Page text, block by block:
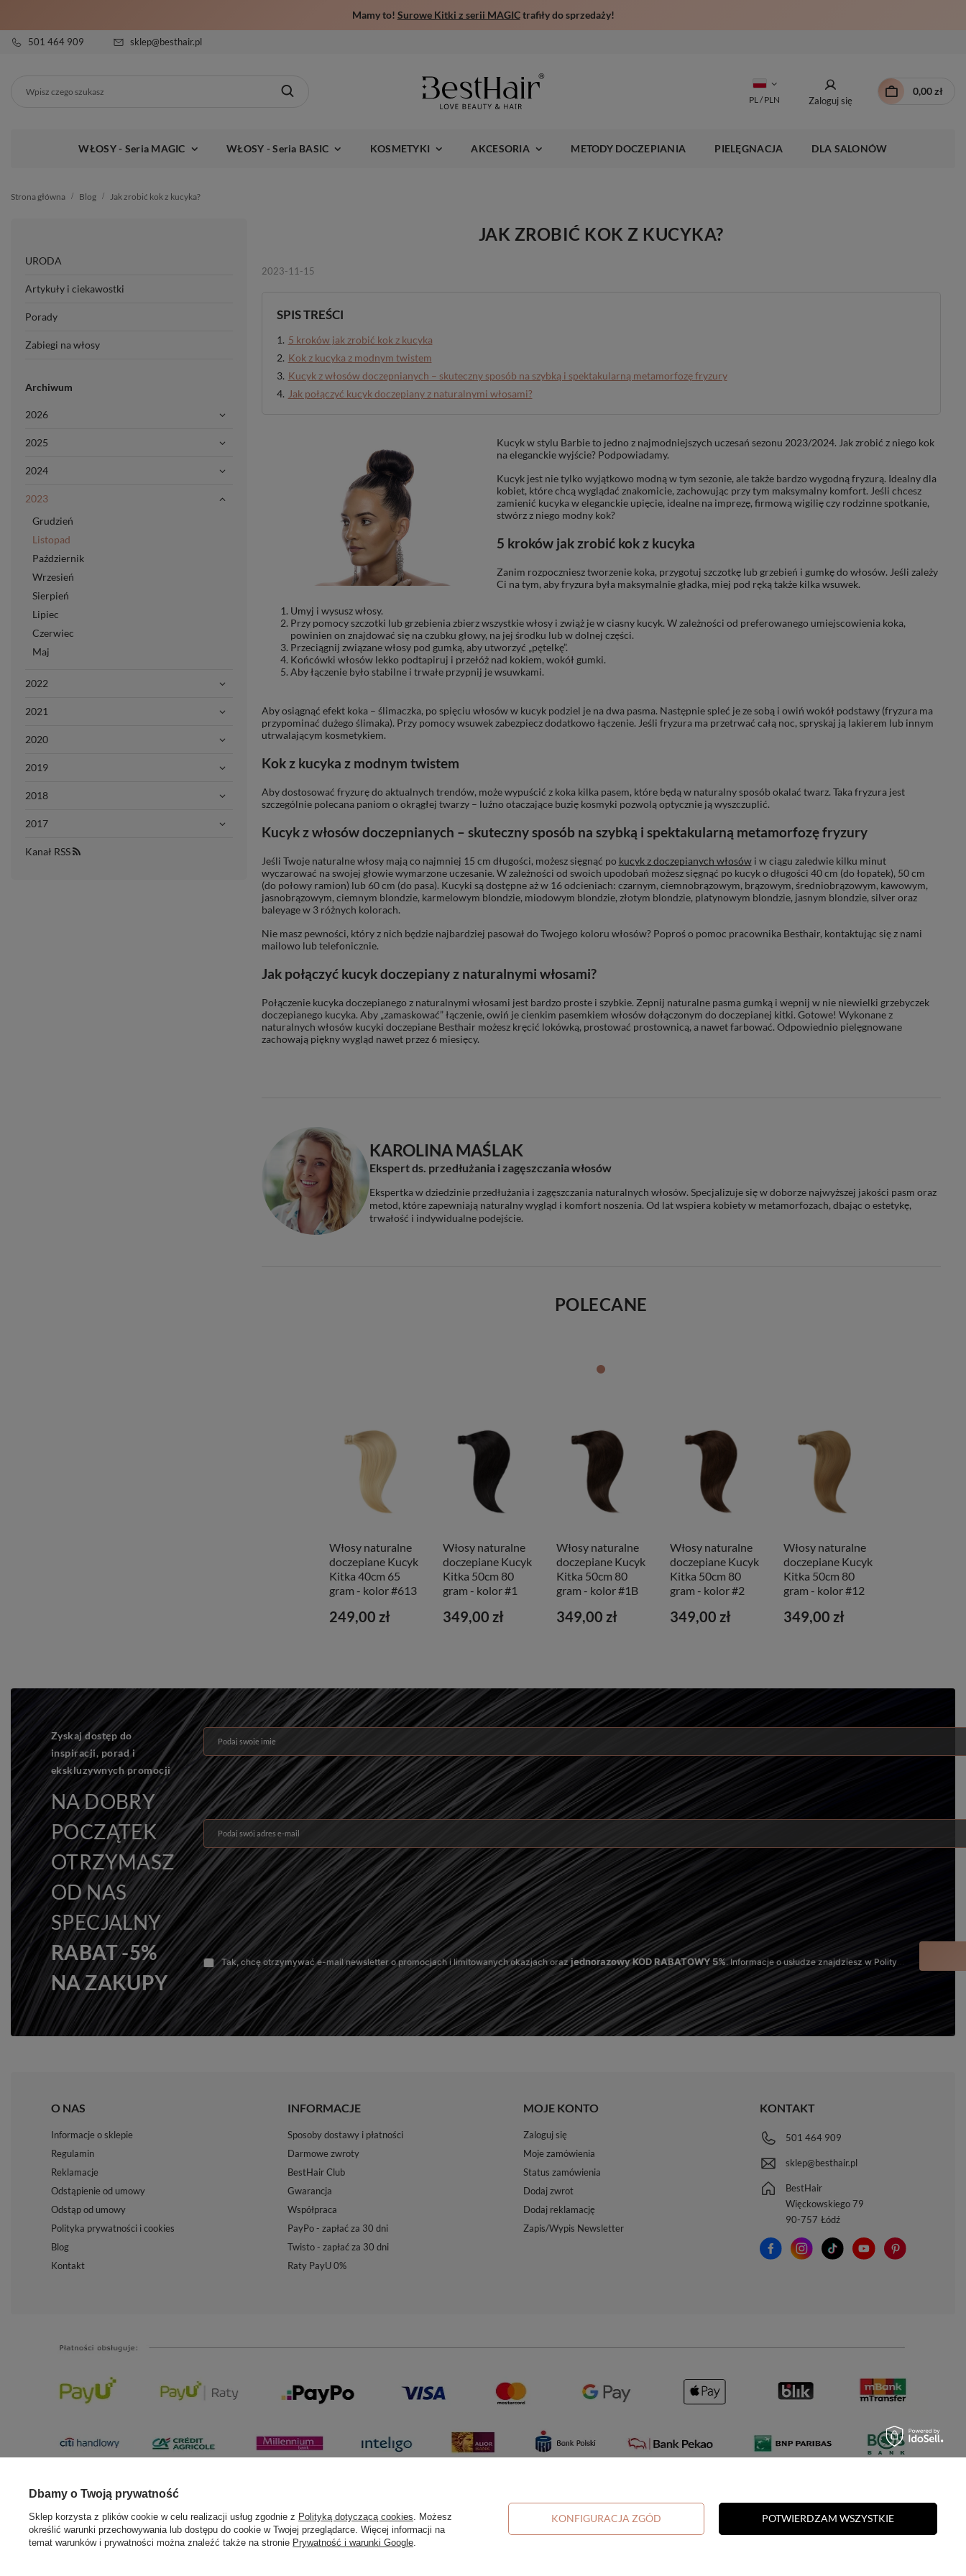
Mamy to! Surowe Kitki z serii MAGICtrafiły do sprzedaży!
501 464 909 sklep@besthair.pl
PL / PLN Zaloguj się
0,00 zł
WŁOSY - Seria MAGIC WŁOSY - Seria BASIC KOSMETYKI AKCESORIA METODY DOCZEPIANIA PIELĘGNACJA DLA SALONÓW
Strona główna Blog Jak zrobić kok z kucyka?
URODA
Artykuły i ciekawostki
Porady
Zabiegi na włosy
Archiwum
2026
2025
2024
2023
Grudzień
Listopad
Październik
Wrzesień
Sierpień
Lipiec
Czerwiec
Maj
2022
2021
2020
2019
2018
2017
Kanał RSS
JAK ZROBIĆ KOK Z KUCYKA?
2023-11-15
SPIS TREŚCI
5 kroków jak zrobić kok z kucyka
Kok z kucyka z modnym twistem
Kucyk z włosów doczepnianych – skuteczny sposób na szybką i spektakularną metamorfozę fryzury
Jak połączyć kucyk doczepiany z naturalnymi włosami?
Kucyk w stylu Barbie to jedno z najmodniejszych uczesań sezonu 2023/2024. Jak zrobić z niego kok
na eleganckie wyjście? Podpowiadamy.
Kucyk jest nie tylko wyjątkowo modną w tym sezonie, ale także bardzo wygodną fryzurą. Idealny dla
kobiet, które chcą wyglądać znakomicie, zachowując przy tym maksymalny komfort. Jeśli chcesz
zamienić kucyka w eleganckie upięcie, idealne na imprezę, firmową wigilię czy rodzinne spotkanie,
stwórz z niego modny kok?
5 kroków jak zrobić kok z kucyka
Zanim rozpoczniesz tworzenie koka, przygotuj szczotkę lub grzebień i gumkę do włosów. Jeśli zależy
Ci na tym, aby fryzura była maksymalnie gładka, miej pod ręką także kilka wsuwek.
Umyj i wysusz włosy.
Przy pomocy szczotki lub grzebienia zbierz wszystkie włosy i zwiąż je w ciasny kucyk. W zależności od preferowanego umiejscowienia koka,
powinien on znajdować się na czubku głowy, na jej środku lub w dolnej części.
Przeciągnij związane włosy pod gumką, aby utworzyć „pętelkę”.
Końcówki włosów lekko podtapiruj i przełóż nad kokiem, wokół gumki.
Aby łączenie było stabilne i trwałe przypnij je wsuwkami.
Aby osiągnąć efekt koka – ślimaczka, po spięciu włosów w kucyk podziel je na dwa pasma. Następnie spleć je ze sobą i owiń wokół podstawy (fryzura ma
przypominać dużego ślimaka). Przy pomocy wsuwek zabezpiecz dodatkowo łączenie. Jeśli fryzura ma przetrwać całą noc, spryskaj ją lakierem lub innym
utrwalającym kosmetykiem.
Kok z kucyka z modnym twistem
Aby dostosować fryzurę do aktualnych trendów, może wypuścić z koka kilka pasem, które będą w naturalny sposób okalać twarz. Taka fryzura jest
szczególnie polecana paniom o okrągłej twarzy – luźno otaczające buzię kosmyki pozwolą optycznie ją wyszczuplić.
Kucyk z włosów doczepnianych – skuteczny sposób na szybką i spektakularną metamorfozę fryzury
Jeśli Twoje naturalne włosy mają co najmniej 15 cm długości, możesz sięgnąć po kucyk z doczepianych włosówi w ciągu zaledwie kilku minut
wyczarować na swojej głowie wymarzone uczesanie. W zależności od swoich upodobań możesz sięgnąć po kucyk o długości 40 cm (do łopatek), 50 cm
(do połowy ramion) lub 60 cm (do pasa). Kucyki są dostępne aż w 16 odcieniach: czarnym, ciemnobrązowym, brązowym, średniobrązowym, kawowym,
jasnobrązowym, ciemnym blondzie, karmelowym blondzie, miodowym blondzie, złotym blondzie, platynowym blondzie, jasnym blondzie, silver oraz
baleyage w 3 różnych kolorach.
Nie masz pewności, który z nich będzie najbardziej pasował do Twojego koloru włosów? Poproś o pomoc pracownika Besthair, kontaktując się z nami
mailowo lub telefonicznie.
Jak połączyć kucyk doczepiany z naturalnymi włosami?
Połączenie kucyka doczepianego z naturalnymi włosami jest bardzo proste i szybkie. Zepnij naturalne pasma gumką i wepnij w nie niewielki grzebyczek
doczepianego kucyka. Aby „zamaskować” łączenie, owiń je cienkim pasemkiem włosów dołączonym do doczepianej kitki. Gotowe! Wykonane z
naturalnych włosów kucyki doczepiane Besthair możesz kręcić lokówką, prostować prostownicą, a nawet farbować. Odpowiednio pielęgnowane
zachowają piękny wygląd nawet przez 6 miesięcy.
KAROLINA MAŚLAK
Ekspert ds. przedłużania i zagęszczania włosów
Ekspertka w dziedzinie przedłużania i zagęszczania naturalnych włosów. Specjalizuje się w doborze najwyższej jakości pasm oraz
metod, które zapewniają naturalny wygląd i komfort noszenia. Od lat wspiera kobiety w metamorfozach, dbając o estetykę,
trwałość i indywidualne podejście.
POLECANE
Włosy naturalne
doczepiane Kucyk
Kitka 40cm 65
gram - kolor #613
249,00 zł
Włosy naturalne
doczepiane Kucyk
Kitka 50cm 80
gram - kolor #1
349,00 zł
Włosy naturalne
doczepiane Kucyk
Kitka 50cm 80
gram - kolor #1B
349,00 zł
Włosy naturalne
doczepiane Kucyk
Kitka 50cm 80
gram - kolor #2
349,00 zł
Włosy naturalne
doczepiane Kucyk
Kitka 50cm 80
gram - kolor #12
349,00 zł
Zyskaj dostęp do
inspiracji, porad i
ekskluzywnych promocji
NA DOBRY
POCZĄTEK
OTRZYMASZ
OD NAS
SPECJALNY
RABAT -5%
NA ZAKUPY
Podaj swoje imię
Podaj swój adres e-mail
Tak, chcę otrzymywać e-mail newsletter o promocjach i limitowanych okazjach oraz jednorazowy KOD RABATOWY 5%. Informacje o usłudze znajdziesz w Polityce Prywatności oraz Regulaminie.
O NAS
Informacje o sklepie
Regulamin
Reklamacje
Odstąpienie od umowy
Odstąp od umowy
Polityka prywatności i cookies
Blog
Kontakt
INFORMACJE
Sposoby dostawy i płatności
Darmowe zwroty
BestHair Club
Gwarancja
Współpraca
PayPo - zapłać za 30 dni
Twisto - zapłać za 30 dni
Raty PayU 0%
MOJE KONTO
Zaloguj się
Moje zamówienia
Status zamówienia
Dodaj zwrot
Dodaj reklamację
Zapis/Wypis Newsletter
KONTAKT
501 464 909
sklep@besthair.pl
BestHair
Więckowskiego 79
90-757 Łódź
W sklepie prezentujemy ceny brutto (z VAT).
Dbamy o Twoją prywatność
Sklep korzysta z plików cookie w celu realizacji usług zgodnie z Polityką dotyczącą cookies . Możesz
określić warunki przechowywania lub dostępu do cookie w Twojej przeglądarce. Więcej informacji na
temat warunków i prywatności można znaleźć także na stronie Prywatność i warunki Google
KONFIGURACJA ZGÓD POTWIERDZAM WSZYSTKIE